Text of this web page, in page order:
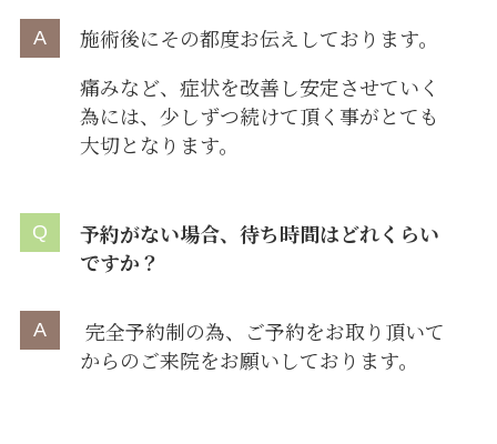
施術後にその都度お伝えしております。
痛みなど、症状を改善し安定させていく
為には、少しずつ続けて頂く事がとても
大切となります。
予約がない場合、待ち時間はどれくらい
ですか？
完全予約制の為、ご予約をお取り頂いて
からのご来院をお願いしております。